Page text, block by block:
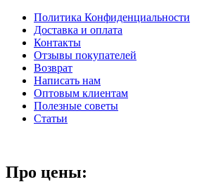
Политика Конфиденциальности
Доставка и оплата
Контакты
Отзывы покупателей
Возврат
Написать нам
Оптовым клиентам
Полезные советы
Статьи
Про цены: